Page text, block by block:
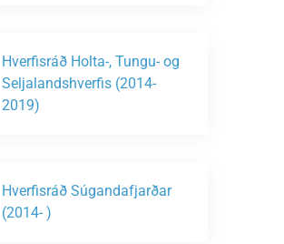
Hverfisráð Holta-, Tungu- og
Seljalandshverfis (2014-
2019)
Hverfisráð Súgandafjarðar
(2014- )